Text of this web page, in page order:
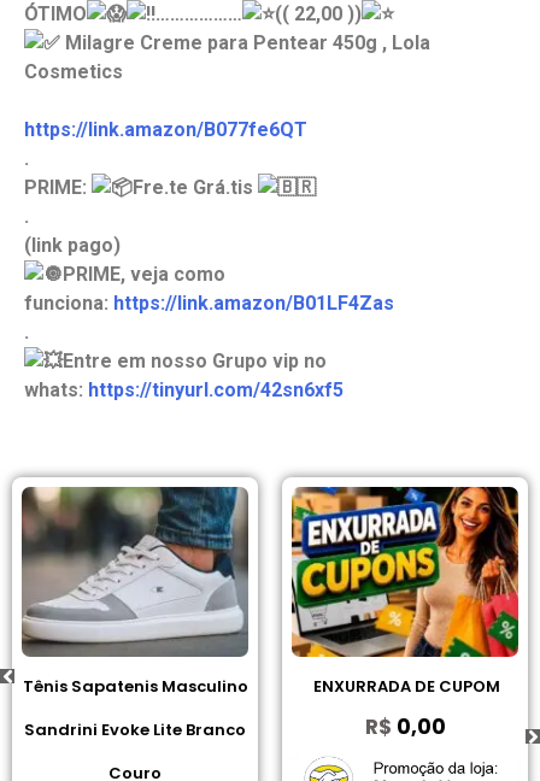
ÓTIMO ………………
(( 22,00 ))
Milagre Creme para Pentear 450g , Lola
Cosmetics
https://link.amazon/B077fe6QT
.
PRIME:
Fre.te Grá.tis
.
(link pago)
PRIME, veja como
funciona: https://link.amazon/B01LF4Zas
.
Entre em nosso Grupo vip no
whats: https://tinyurl.com/42sn6xf5
Tênis Sapatenis Masculino
Sandrini Evoke Lite Branco
Couro
ENXURRADA DE CUPOM
R$0,00